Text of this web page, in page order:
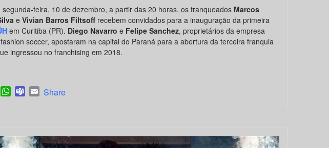
segunda-feira, 10 de dezembro, a partir das 20 horas, os franqueados Marcos
e Vivian Barros Filtsoff recebem convidados para a inauguração da primeira
em Curitiba (PR). Diego Navarro e Felipe Sanchez, proprietários da empresa
soccer, apostaram na capital do Paraná para a abertura da terceira franquia
ingressou no franchising em 2018.
PinterestWhatsApp
TeamsEmail
Share